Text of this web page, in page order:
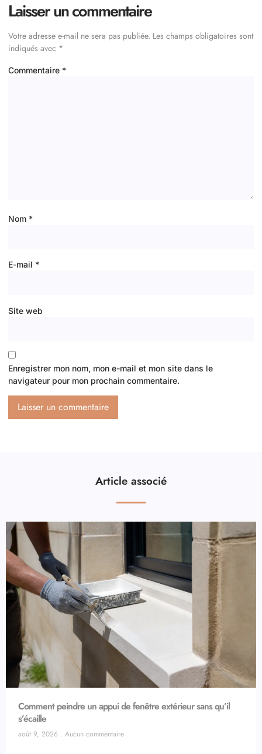
Laisser un commentaire
Votre adresse e-mail ne sera pas publiée. Les champs obligatoires sont
indiqués avec *
Commentaire *
Nom *
E-mail *
Site web
Enregistrer mon nom, mon e-mail et mon site dans le
navigateur pour mon prochain commentaire.
Article associé
Comment peindre un appui de fenêtre extérieur sans qu’il
s’écaille
août 9, 2026 Aucun commentaire